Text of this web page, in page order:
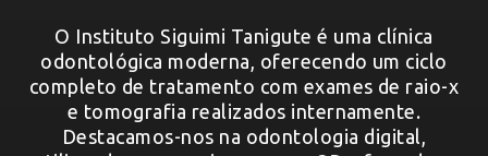
O Instituto Siguimi Tanigute é uma clínica
odontológica moderna, oferecendo um ciclo
completo de tratamento com exames de raio-x
e tomografia realizados internamente.
Destacamos-nos na odontologia digital,